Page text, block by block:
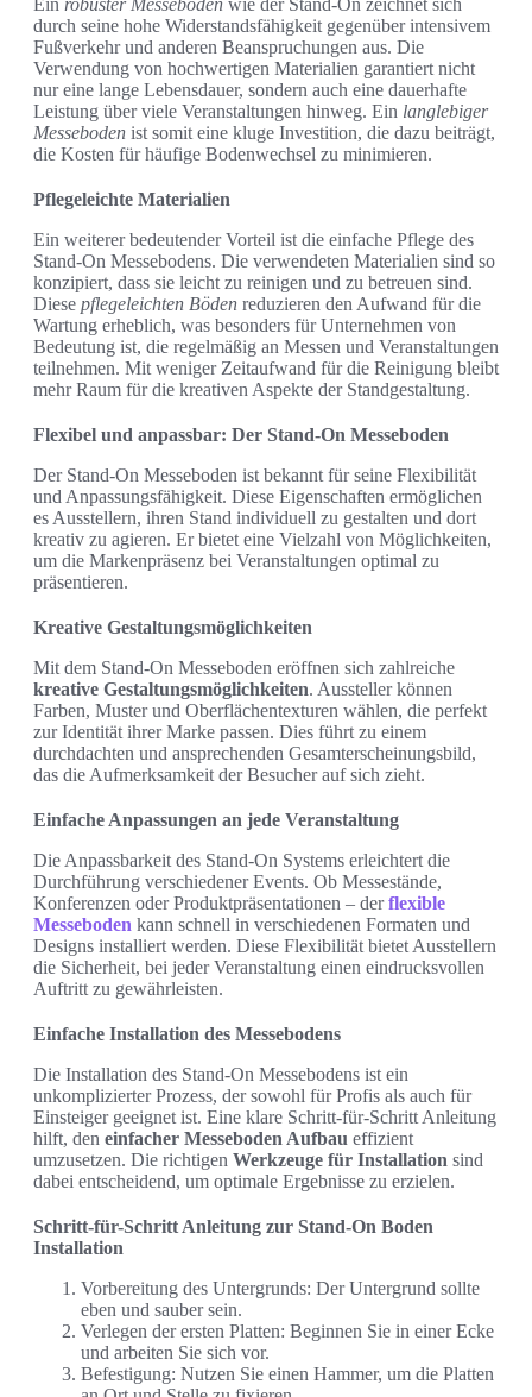
Ein robuster Messeboden wie der Stand-On zeichnet sich
durch seine hohe Widerstandsfähigkeit gegenüber intensivem
Fußverkehr und anderen Beanspruchungen aus. Die
Verwendung von hochwertigen Materialien garantiert nicht
nur eine lange Lebensdauer, sondern auch eine dauerhafte
Leistung über viele Veranstaltungen hinweg. Ein langlebiger
Messeboden ist somit eine kluge Investition, die dazu beiträgt,
die Kosten für häufige Bodenwechsel zu minimieren.
Pflegeleichte Materialien
Ein weiterer bedeutender Vorteil ist die einfache Pflege des
Stand-On Messebodens. Die verwendeten Materialien sind so
konzipiert, dass sie leicht zu reinigen und zu betreuen sind.
Diese pflegeleichten Böden reduzieren den Aufwand für die
Wartung erheblich, was besonders für Unternehmen von
Bedeutung ist, die regelmäßig an Messen und Veranstaltungen
teilnehmen. Mit weniger Zeitaufwand für die Reinigung bleibt
mehr Raum für die kreativen Aspekte der Standgestaltung.
Flexibel und anpassbar: Der Stand-On Messeboden
Der Stand-On Messeboden ist bekannt für seine Flexibilität
und Anpassungsfähigkeit. Diese Eigenschaften ermöglichen
es Ausstellern, ihren Stand individuell zu gestalten und dort
kreativ zu agieren. Er bietet eine Vielzahl von Möglichkeiten,
um die Markenpräsenz bei Veranstaltungen optimal zu
präsentieren.
Kreative Gestaltungsmöglichkeiten
Mit dem Stand-On Messeboden eröffnen sich zahlreiche
kreative Gestaltungsmöglichkeiten. Aussteller können
Farben, Muster und Oberflächentexturen wählen, die perfekt
zur Identität ihrer Marke passen. Dies führt zu einem
durchdachten und ansprechenden Gesamterscheinungsbild,
das die Aufmerksamkeit der Besucher auf sich zieht.
Einfache Anpassungen an jede Veranstaltung
Die Anpassbarkeit des Stand-On Systems erleichtert die
Durchführung verschiedener Events. Ob Messestände,
Konferenzen oder Produktpräsentationen – derflexible
Messeboden kann schnell in verschiedenen Formaten und
Designs installiert werden. Diese Flexibilität bietet Ausstellern
die Sicherheit, bei jeder Veranstaltung einen eindrucksvollen
Auftritt zu gewährleisten.
Einfache Installation des Messebodens
Die Installation des Stand-On Messebodens ist ein
unkomplizierter Prozess, der sowohl für Profis als auch für
Einsteiger geeignet ist. Eine klare Schritt-für-Schritt Anleitung
hilft, den einfacher Messeboden Aufbau effizient
umzusetzen. Die richtigen Werkzeuge für Installation sind
dabei entscheidend, um optimale Ergebnisse zu erzielen.
Schritt-für-Schritt Anleitung zur Stand-On Boden
Installation
Vorbereitung des Untergrunds: Der Untergrund sollte
eben und sauber sein.
Verlegen der ersten Platten: Beginnen Sie in einer Ecke
und arbeiten Sie sich vor.
Befestigung: Nutzen Sie einen Hammer, um die Platten